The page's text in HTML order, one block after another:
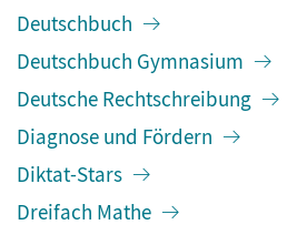
Deutschbuch
Deutschbuch Gymnasium
Deutsche Rechtschreibung
Diagnose und Fördern
Diktat-Stars
Dreifach Mathe